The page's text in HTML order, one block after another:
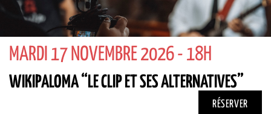
MARDI 17 NOVEMBRE 2026 - 18H
WIKIPALOMA “LE CLIP ET SES ALTERNATIVES”
RÉSERVER